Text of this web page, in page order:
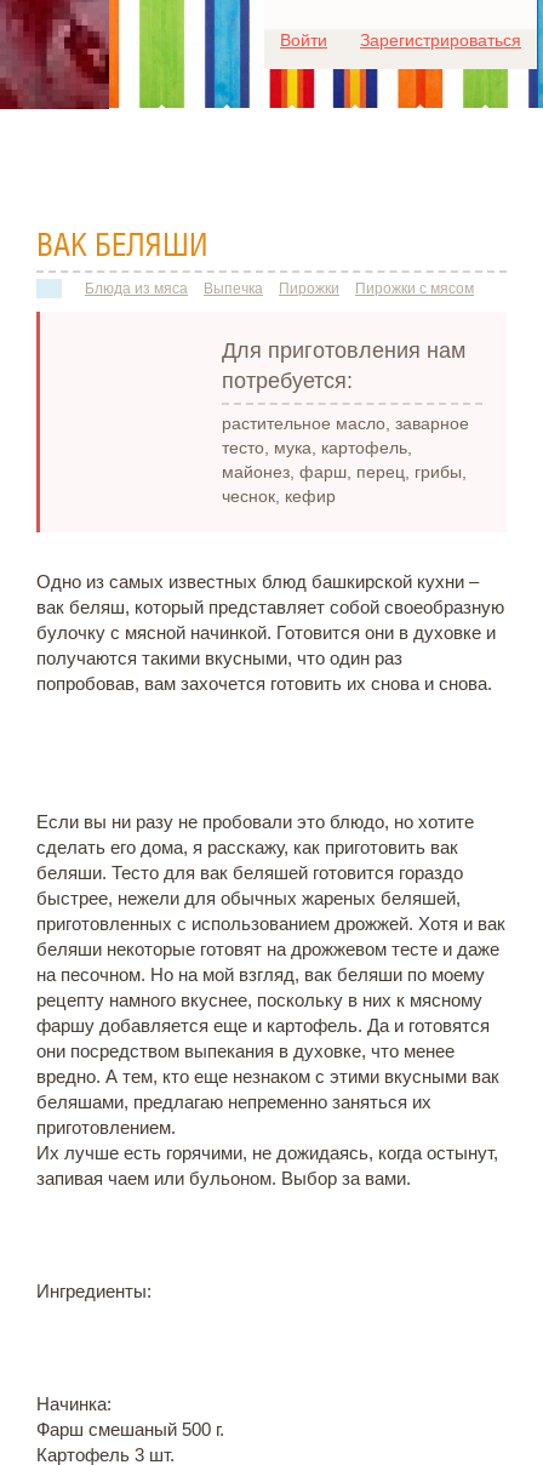
Войти Зарегистрироваться
ВАК БЕЛЯШИ
Блюда из мяса Выпечка Пирожки Пирожки с мясом
Для приготовления нам
потребуется:
растительное масло, заварное
тесто, мука, картофель,
майонез, фарш, перец, грибы,
чеснок, кефир
Одно из самых известных блюд башкирской кухни –
вак беляш, который представляет собой своеобразную
булочку с мясной начинкой. Готовится они в духовке и
получаются такими вкусными, что один раз
попробовав, вам захочется готовить их снова и снова.
Если вы ни разу не пробовали это блюдо, но хотите
сделать его дома, я расскажу, как приготовить вак
беляши. Тесто для вак беляшей готовится гораздо
быстрее, нежели для обычных жареных беляшей,
приготовленных с использованием дрожжей. Хотя и вак
беляши некоторые готовят на дрожжевом тесте и даже
на песочном. Но на мой взгляд, вак беляши по моему
рецепту намного вкуснее, поскольку в них к мясному
фаршу добавляется еще и картофель. Да и готовятся
они посредством выпекания в духовке, что менее
вредно. А тем, кто еще незнаком с этими вкусными вак
беляшами, предлагаю непременно заняться их
приготовлением.
Их лучше есть горячими, не дожидаясь, когда остынут,
запивая чаем или бульоном. Выбор за вами.
Ингредиенты:
Начинка:
Фарш смешаный 500 г.
Картофель 3 шт.
Для любых предложений по